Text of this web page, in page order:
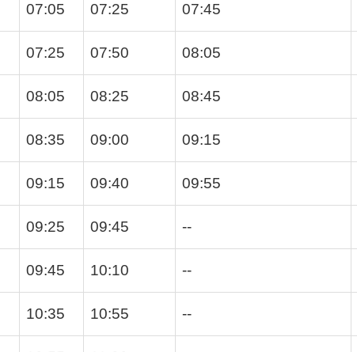
07:05 07:25 07:45
07:25 07:50 08:05
08:05 08:25 08:45
08:35 09:00 09:15
09:15 09:40 09:55
09:25 09:45 --
09:45 10:10 --
10:35 10:55 --